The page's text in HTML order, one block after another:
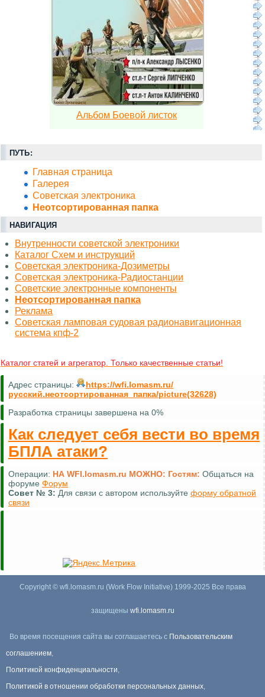
Альбом Боевой листок
ПУТЬ:
Главная страница
Галерея
Советская электроника
Неотсортированная папка
НАВИГАЦИЯ
Внутренности советской электроники
Каталог Схем и инструкций
Советская электроника-Дозиметры
Советская электроника-Радиостанции
Советские электронные компоненты
Неотсортированная папка
Реклама
Советская ламповая судовая радионавигационная
система кпф-2
Каталог статей и агрегатор. Только качественные статьи!
Адрес страницы:
https://wfi.lomasm.ru/
русский.неотсортированная_папка/picture(32628)
Разработка страницы завершена на 0%
Как следует себя вести во время
БПЛА атаки?
Операции: НА WFI.lomasm.ru МОЖНО: Гостям: Общаться на
форуме Форум
Совет № 3: Для связи с автором используйте форму обратной
связи
Copyright © wfi.lomasm.ru (Work Flow Initiative) 1999-2025 Все права
защищены wfi.lomasm.ru
Во время посещения сайта вы соглашаетесь с Пользовательским
соглашением,
Политикой конфиденциальности,
Политикой в отношении обработки персональных данных,